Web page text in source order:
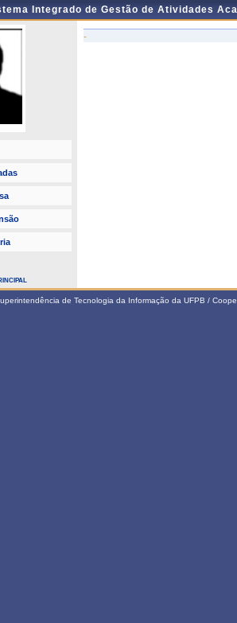
Integrado de Gestão de Atividades
-
de Tecnologia da Informação da UFPB /